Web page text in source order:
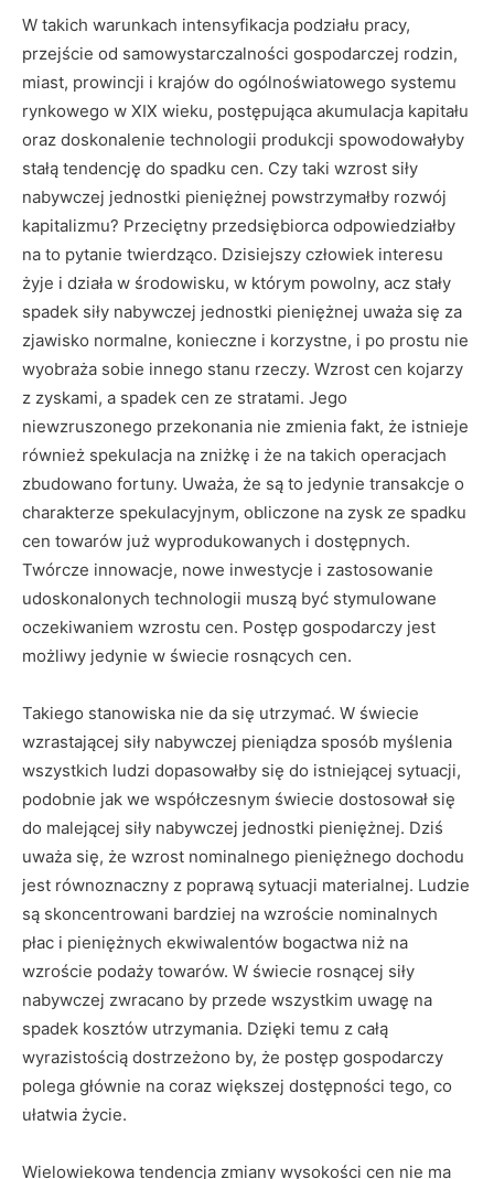
W takich warunkach intensyfikacja podziału pracy,
przejście od samowystarczalności gospodarczej rodzin,
miast, prowincji i krajów do ogólnoświatowego systemu
rynkowego w XIX wieku, postępująca akumulacja kapitału
oraz doskonalenie technologii produkcji spowodowałyby
stałą tendencję do spadku cen. Czy taki wzrost siły
nabywczej jednostki pieniężnej powstrzymałby rozwój
kapitalizmu? Przeciętny przedsiębiorca odpowiedziałby
na to pytanie twierdząco. Dzisiejszy człowiek interesu
żyje i działa w środowisku, w którym powolny, acz stały
spadek siły nabywczej jednostki pieniężnej uważa się za
zjawisko normalne, konieczne i korzystne, i po prostu nie
wyobraża sobie innego stanu rzeczy. Wzrost cen kojarzy
z zyskami, a spadek cen ze stratami. Jego
niewzruszonego przekonania nie zmienia fakt, że istnieje
również spekulacja na zniżkę i że na takich operacjach
zbudowano fortuny. Uważa, że są to jedynie transakcje o
charakterze spekulacyjnym, obliczone na zysk ze spadku
cen towarów już wyprodukowanych i dostępnych.
Twórcze innowacje, nowe inwestycje i zastosowanie
udoskonalonych technologii muszą być stymulowane
oczekiwaniem wzrostu cen. Postęp gospodarczy jest
możliwy jedynie w świecie rosnących cen.
Takiego stanowiska nie da się utrzymać. W świecie
wzrastającej siły nabywczej pieniądza sposób myślenia
wszystkich ludzi dopasowałby się do istniejącej sytuacji,
podobnie jak we współczesnym świecie dostosował się
do malejącej siły nabywczej jednostki pieniężnej. Dziś
uważa się, że wzrost nominalnego pieniężnego dochodu
jest równoznaczny z poprawą sytuacji materialnej. Ludzie
są skoncentrowani bardziej na wzroście nominalnych
płac i pieniężnych ekwiwalentów bogactwa niż na
wzroście podaży towarów. W świecie rosnącej siły
nabywczej zwracano by przede wszystkim uwagę na
spadek kosztów utrzymania. Dzięki temu z całą
wyrazistością dostrzeżono by, że postęp gospodarczy
polega głównie na coraz większej dostępności tego, co
ułatwia życie.
Wielowiekowa tendencja zmiany wysokości cen nie ma